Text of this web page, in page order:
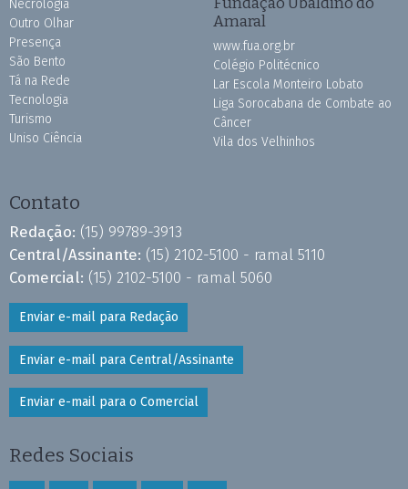
Necrologia
Outro Olhar
Presença
São Bento
Tá na Rede
Tecnologia
Turismo
Uniso Ciência
Amaral
www.fua.org.br
Colégio Politécnico
Lar Escola Monteiro Lobato
Liga Sorocabana de Combate ao
Câncer
Vila dos Velhinhos
Contato
Redação: (15) 99789-3913
Central/Assinante: (15) 2102-5100 - ramal 5110
Comercial: (15) 2102-5100 - ramal 5060
Enviar e-mail para Redação
Enviar e-mail para Central/Assinante
Enviar e-mail para o Comercial
Redes Sociais